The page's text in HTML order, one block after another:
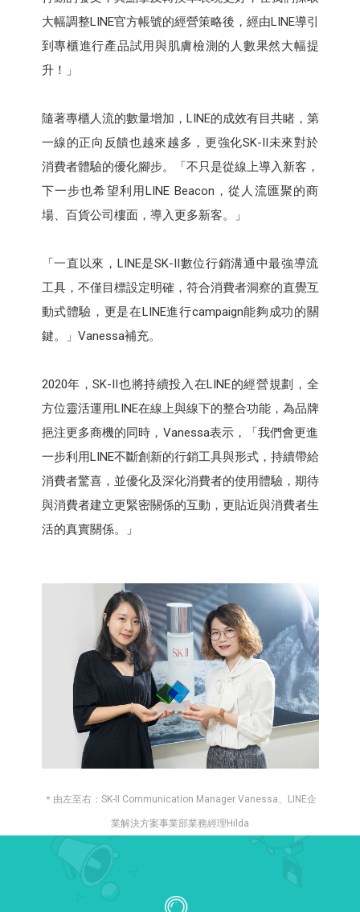
大幅調整LINE官方帳號的經營策略後，經由LINE導引
到專櫃進行產品試用與肌膚檢測的人數果然大幅提
升！」
隨著專櫃人流的數量增加，LINE的成效有目共睹，第
一線的正向反饋也越來越多，更強化SK-II未來對於
消費者體驗的優化腳步。「不只是從線上導入新客，
下一步也希望利用LINE Beacon，從人流匯聚的商
場、百貨公司樓面，導入更多新客。」
「一直以來，LINE是SK-II數位行銷溝通中最強導流
工具，不僅目標設定明確，符合消費者洞察的直覺互
動式體驗，更是在LINE進行campaign能夠成功的關
鍵。」Vanessa補充。
2020年，SK-II也將持續投入在LINE的經營規劃，全
方位靈活運用LINE在線上與線下的整合功能，為品牌
挹注更多商機的同時，Vanessa表示，「我們會更進
一步利用LINE不斷創新的行銷工具與形式，持續帶給
消費者驚喜，並優化及深化消費者的使用體驗，期待
與消費者建立更緊密關係的互動，更貼近與消費者生
活的真實關係。」
＊由左至右：SK-II Communication Manager Vanessa、LINE企
業解決方案事業部業務經理Hilda